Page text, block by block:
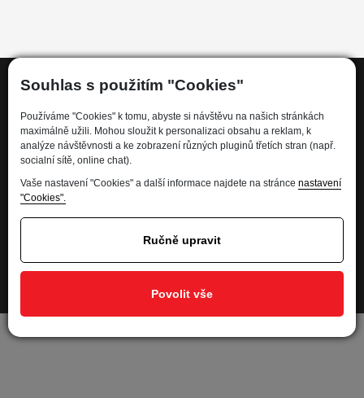
Souhlas s použitím "Cookies"
Používáme "Cookies" k tomu, abyste si návštěvu na našich stránkách
maximálně užili. Mohou sloužit k personalizaci obsahu a reklam, k
analýze návštěvnosti a ke zobrazení různých pluginů třetích stran (např.
socialní sítě, online chat).
Vaše nastavení "Cookies" a další informace najdete na stránce nastavení
"Cookies".
Ručně upravit
Povolit vše
Informace
Kdo jsme
Financování
Kariéra
Ochrana osobních údajů - GDPR